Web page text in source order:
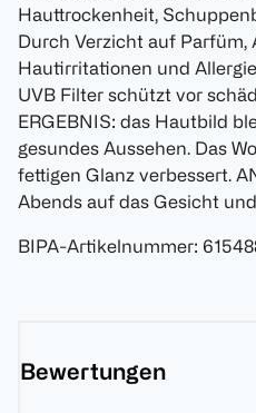
Hauttrockenheit,
Durch Verzicht auf Parfüm,
Hautirritationen und
UVB Filter schützt vor
ERGEBNIS: das Hautbild
gesundes Aussehen. Das
fettigen Glanz verbessert.
Abends auf das Gesicht
BIPA-Artikelnummer:
Bewertungen